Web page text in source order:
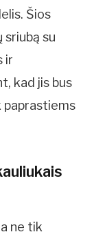
Šios
su
ir
kad jis bus
paprastiems
ne tik